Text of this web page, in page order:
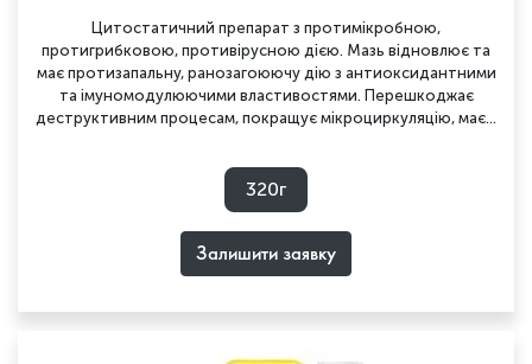
Цитостатичний препарат з протимікробною,
протигрибковою, противірусною дією. Мазь відновлює та
має протизапальну, ранозагоюючу дію з антиоксидантними
та імуномодулюючими властивостями. Перешкоджає
деструктивним процесам, покращує мікроциркуляцію, має...
320г
Залишити заявку